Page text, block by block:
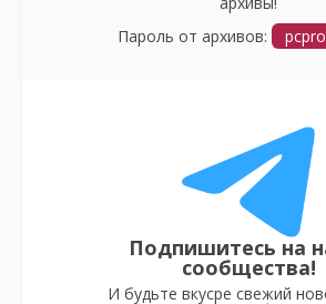
Пароль от архивов:
Подпишитесь на
сообщества!
И будьте вкусре свежий